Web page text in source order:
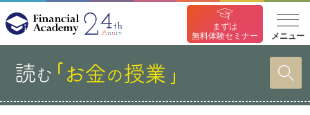
まずは
無料体験セミナー
メニュー